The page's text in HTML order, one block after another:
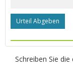
Urteil Abgeben
Schreiben Sie